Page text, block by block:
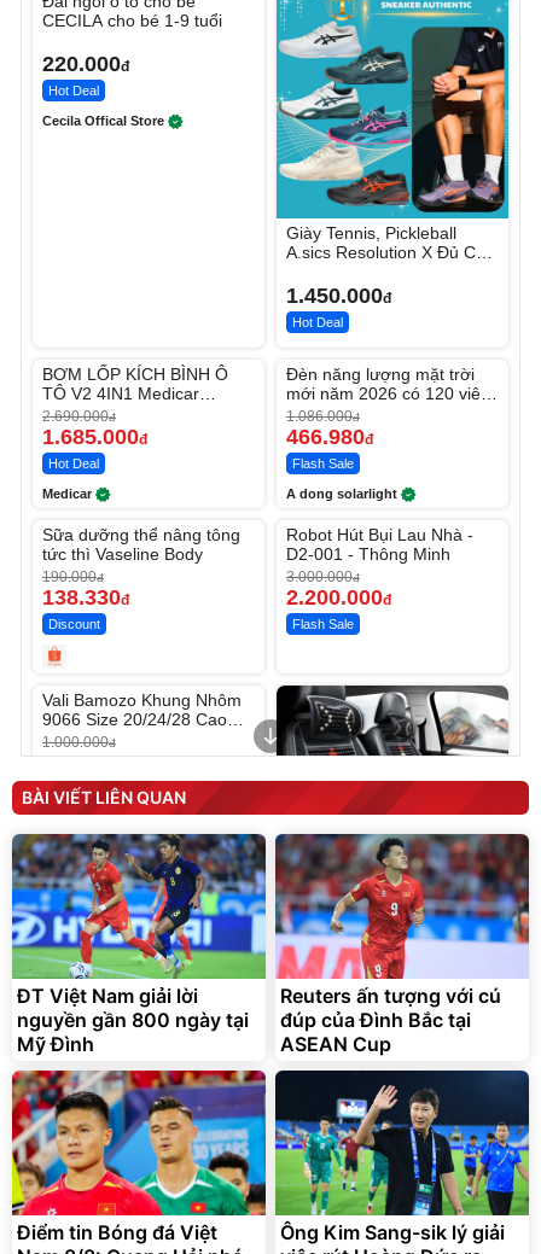
CECILA cho bé 1-9 tuổi
220.000đ
Hot Deal
Cecila Offical Store
Giày Tennis, Pickleball
A.sics Resolution X Đủ Các
1.450.000đ
Hot Deal
-37%
BƠM LỐP KÍCH BÌNH Ô
TÔ V2 4IN1 Medicar
12.000mAh
2.690.000đ
1.685.000đ
Hot Deal
Medicar
-56%
Đèn năng lượng mặt trời
mới năm 2026 có 120 viên
LED lớn
1.086.000đ
466.980đ
Flash Sale
A dong solarlight
-27%
Sữa dưỡng thể nâng tông
tức thì Vaseline Body
190.000đ
138.330đ
Discount
-26%
Robot Hút Bụi Lau Nhà -
D2-001 - Thông Minh
3.000.000đ
2.200.000đ
Flash Sale
Vali Bamozo Khung Nhôm
9066 Size 20/24/28 Cao
Cấp
1.000.000đ
825.000
Flash Sale
Lót ghế ôtô, nâng lưng
chống nóng giúp thoải mái
trong di chuyển
295.000đ
Đã bán nhiều
BÀI VIẾT LIÊN QUAN
ĐT Việt Nam giải lời
nguyền gần 800 ngày tại
Mỹ Đình
Reuters ấn tượng với cú
đúp của Đình Bắc tại
ASEAN Cup
Điểm tin Bóng đá Việt
Ông Kim Sang-sik lý giải